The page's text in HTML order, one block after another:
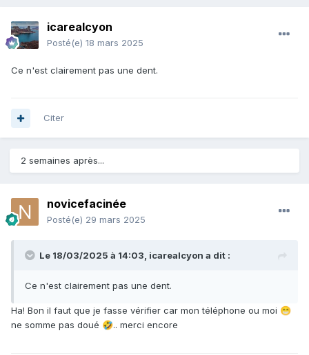
icarealcyon
Posté(e) 18 mars 2025
Ce n'est clairement pas une dent.
Citer
2 semaines après...
novicefacinée
Posté(e) 29 mars 2025
Le 18/03/2025 à 14:03, icarealcyon a dit :
Ce n'est clairement pas une dent.
Ha! Bon il faut que je fasse vérifier car mon téléphone ou moi 😁
ne somme pas doué 🤣.. merci encore